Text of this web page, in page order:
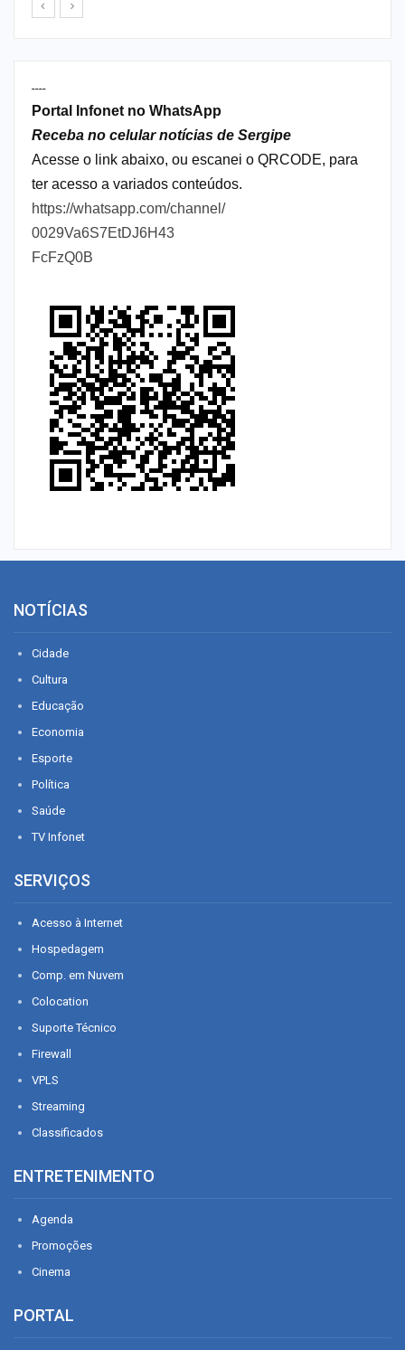
----
Portal Infonet no WhatsApp
Receba no celular notícias de Sergipe
Acesse o link abaixo, ou escanei o QRCODE, para
ter acesso a variados conteúdos.
https://whatsapp.com/channel/
0029Va6S7EtDJ6H43
FcFzQ0B
NOTÍCIAS
Cidade
Cultura
Educação
Economia
Esporte
Política
Saúde
TV Infonet
SERVIÇOS
Acesso à Internet
Hospedagem
Comp. em Nuvem
Colocation
Suporte Técnico
Firewall
VPLS
Streaming
Classificados
ENTRETENIMENTO
Agenda
Promoções
Cinema
PORTAL